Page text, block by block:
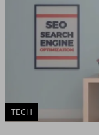
TECH